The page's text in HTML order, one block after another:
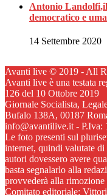
Antonio
democratico e
14 Settembre 2020
Avanti live © 2019 - All
Avanti live è una testata
126 del 10 Ottobre 2019
Giornale Socialista,
Bufalo 138A, 00187
info@avantilive.it - P.Iva:
Le foto presenti sul
internet, quindi valutate
autori dovessero avere
basta segnalarlo alla
provvederà alla
Comitato editoriale: